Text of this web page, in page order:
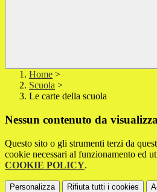
Home >
Scuola >
Le carte della scuola
Nessun contenuto da
Questo sito o gli strumenti terzi da
cookie necessari al funzionamento ed
COOKIE POLICY.
Personalizza Rifiuta tutti i cookies